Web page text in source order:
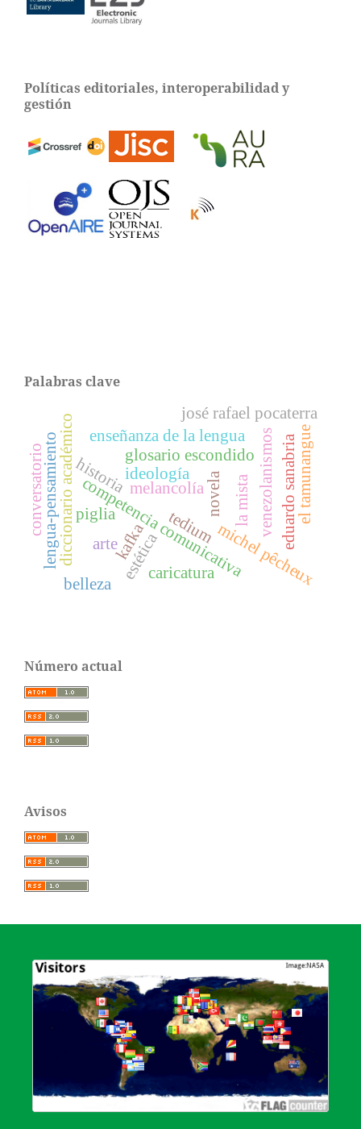
Políticas editoriales, interoperabilidad y
gestión
Palabras clave
glosario escondido
competencia comunicativa
ideología venezolanismos
diccionario académico estética
melancolía
tedium
novela
lengua-pensamiento enseñanza de la lengua
josé rafael pocaterra
michel pêcheux
eduardo sanabria
caricatura
piglia
kafka
el tamunangue
conversatorio
belleza
historia
arte
la mista
Número actual
Avisos